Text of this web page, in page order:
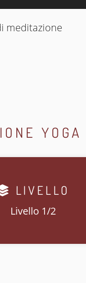
meditazione
YOGA
LIVELLO
Livello 1/2